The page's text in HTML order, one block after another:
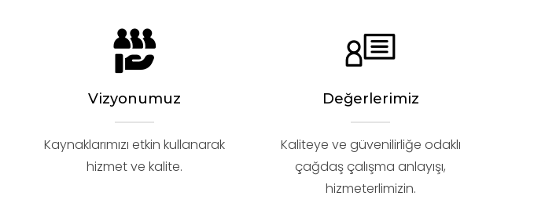
Vizyonumuz
Kaynaklarımızı etkin kullanarak
hizmet ve kalite.
Değerlerimiz
Kaliteye ve güvenilirliğe odaklı
çağdaş çalışma anlayışı,
hizmeterlimizin.